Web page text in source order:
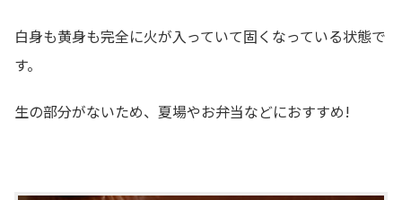
白身も黄身も完全に火が入っていて固くなっている状態で
す。
生の部分がないため、夏場やお弁当などにおすすめ!